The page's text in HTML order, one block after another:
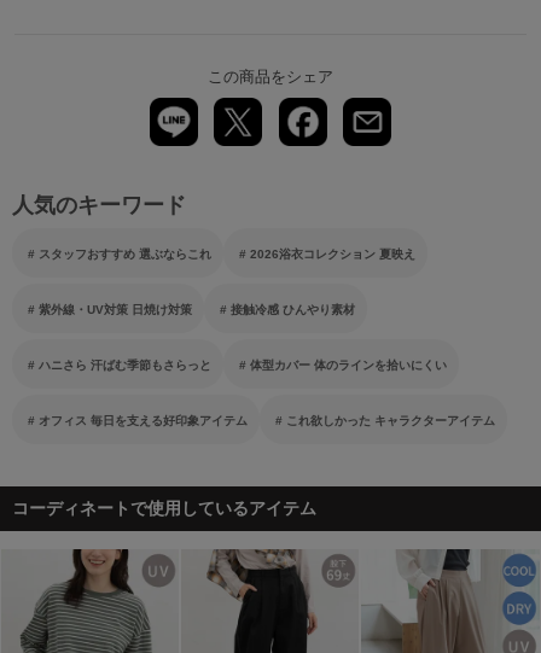
この商品をシェア
人気のキーワード
スタッフおすすめ 選ぶならこれ 2026浴衣コレクション 夏映え
紫外線・UV対策 日焼け対策 接触冷感 ひんやり素材
ハニさら 汗ばむ季節もさらっと 体型カバー 体のラインを拾いにくい
オフィス 毎日を支える好印象アイテム これ欲しかった キャラクターアイテム
コーディネートで使用しているアイテム